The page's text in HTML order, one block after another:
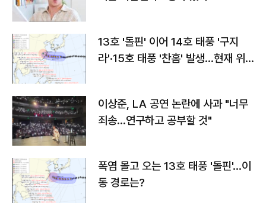
13호 '돌핀' 이어 14호 태풍 '구지
라'·15호 태풍 '찬홈' 발생…현재 위
이상준, LA 공연 논란에 사과 "너무
죄송…연구하고 공부할 것"
폭염 몰고 오는 13호 태풍 '돌핀'…이
동 경로는?